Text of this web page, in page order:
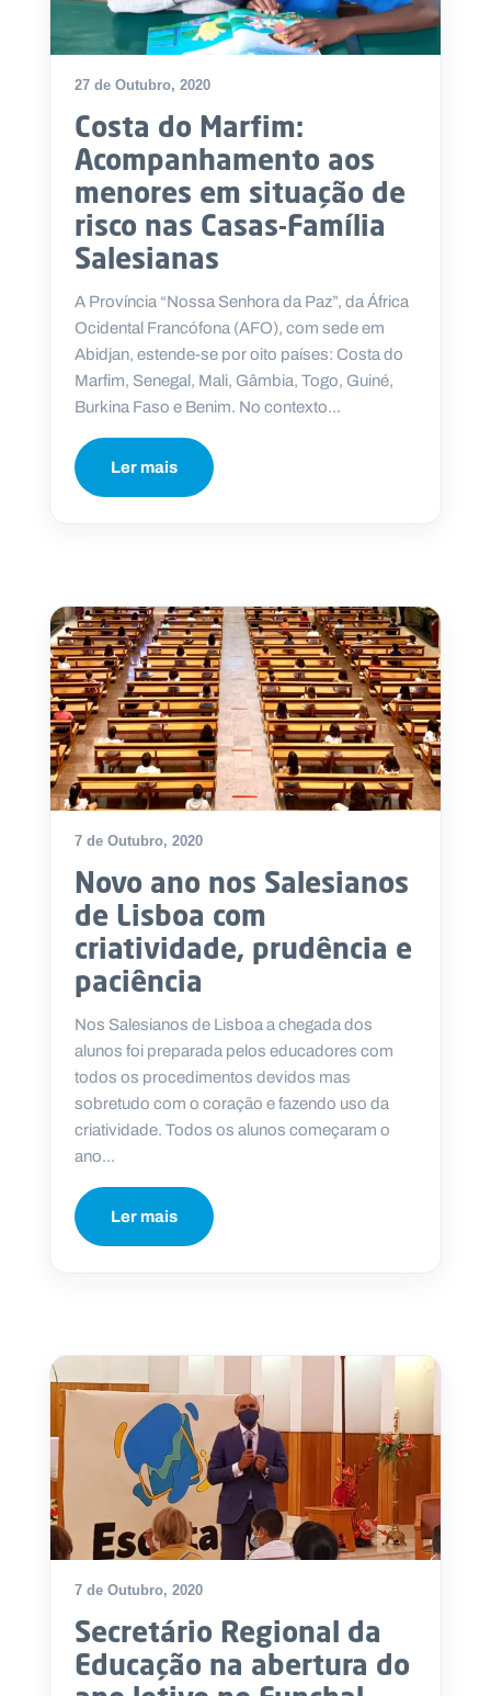
27 de Outubro, 2020
Costa do Marfim:
Acompanhamento aos
menores em situação de
risco nas Casas-Família
Salesianas
A Província “Nossa Senhora da Paz”, da África
Ocidental Francófona (AFO), com sede em
Abidjan, estende-se por oito países: Costa do
Marfim, Senegal, Mali, Gâmbia, Togo, Guiné,
Burkina Faso e Benim. No contexto...
Ler mais
7 de Outubro, 2020
Novo ano nos Salesianos
de Lisboa com
criatividade, prudência e
paciência
Nos Salesianos de Lisboa a chegada dos
alunos foi preparada pelos educadores com
todos os procedimentos devidos mas
sobretudo com o coração e fazendo uso da
criatividade. Todos os alunos começaram o
ano...
Ler mais
7 de Outubro, 2020
Secretário Regional da
Educação na abertura do
N
s
e
tt
e
r